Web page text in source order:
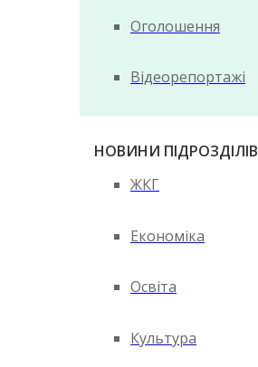
Оголошення
Відеорепортажі
НОВИНИ ПІДРОЗДІЛІВ
ЖКГ
Економіка
Освіта
Культура